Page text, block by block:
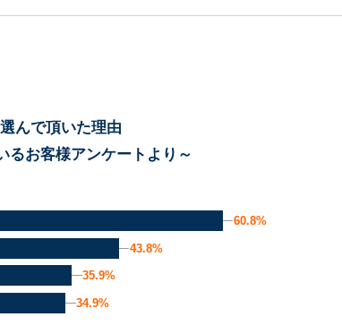
んで頂いた理由
るお客様アンケートより～
60.8%
60.8%
43.8%
43.8%
35.9%
35.9%
34.9%
34.9%